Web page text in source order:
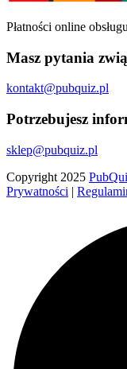
Płatności online
Masz pytania
kontakt@pubquiz.pl
Potrzebujesz
sklep@pubquiz.pl
Copyright 2025
Prywatności |